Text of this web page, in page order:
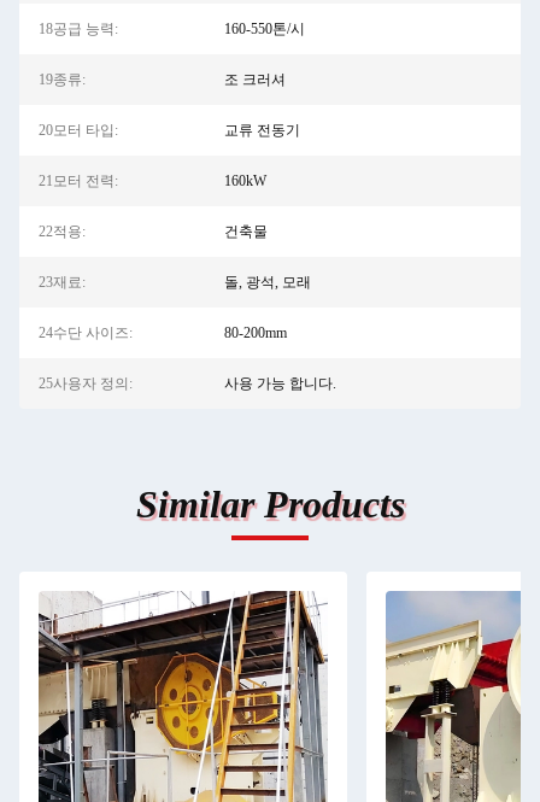
18공급 능력: 160-550톤/시
19종류: 조 크러셔
20모터 타입: 교류 전동기
21모터 전력: 160kW
22적용: 건축물
23재료: 돌, 광석, 모래
24수단 사이즈: 80-200mm
25사용자 정의: 사용 가능 합니다.
Similar Products